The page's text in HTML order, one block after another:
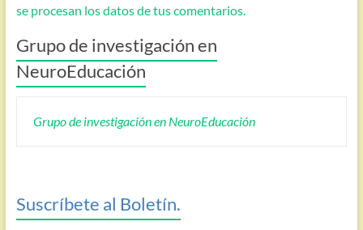
se procesan los datos de tus comentarios.
Grupo de investigación en
NeuroEducación
Grupo de investigación en NeuroEducación
Suscríbete al Boletín.